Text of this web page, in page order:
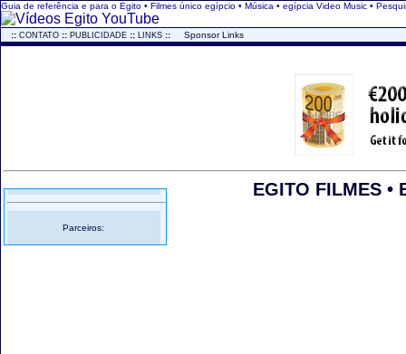
Guia de referência e para o Egito • Filmes único egípcio • Música • egípcia Video Music •
:: CONTATO :: PUBLICIDADE :: LINKS :: Sponsor Links
Parceiros:
EGITO FILMES •